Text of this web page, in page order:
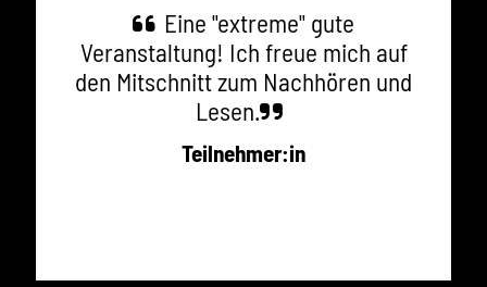
Eine "extreme" gute
Veranstaltung! Ich freue mich auf
den Mitschnitt zum Nachhören und
Lesen.
Teilnehmer:in